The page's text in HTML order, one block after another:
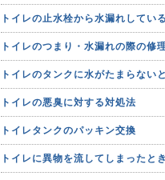
トイレの止水栓から水漏れしてい
トイレのつまり・水漏れの際の修
トイレのタンクに水がたまらない
トイレの悪臭に対する対処法
トイレタンクのパッキン交換
トイレに異物を流してしまったと